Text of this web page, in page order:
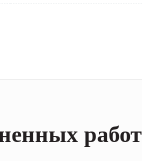
работ